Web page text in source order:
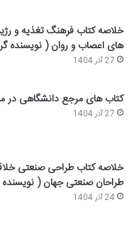
های اعصاب و روان ( نویسنده
27 آذر 1404
کتاب های مرجع دانشگاهی در
27 آذر 1404
خلاصه کتاب طراحی صنعتی
طراحان صنعتی جهان ( نویسنده
24 آذر 1404